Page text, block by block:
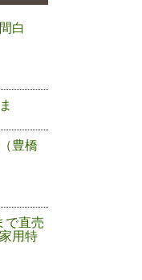
白
豊橋
で直売
用特